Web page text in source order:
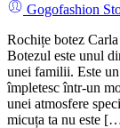
Gogofashion
Rochițe botez
Botezul este unul
unei familii. Este
împletesc într-un
unei atmosfere
micuța ta nu este